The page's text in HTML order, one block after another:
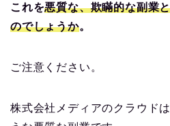
これを悪質な、欺瞞的な副業
のでしょうか。
ご注意ください。
株式会社メディアのクラウド